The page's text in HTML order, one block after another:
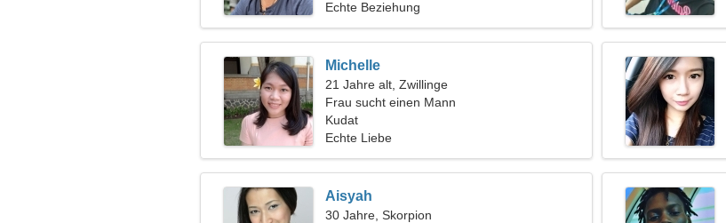
Echte Beziehung
Michelle
21 Jahre alt, Zwillinge
Frau sucht einen Mann
Kudat
Echte Liebe
Aisyah
30 Jahre, Skorpion